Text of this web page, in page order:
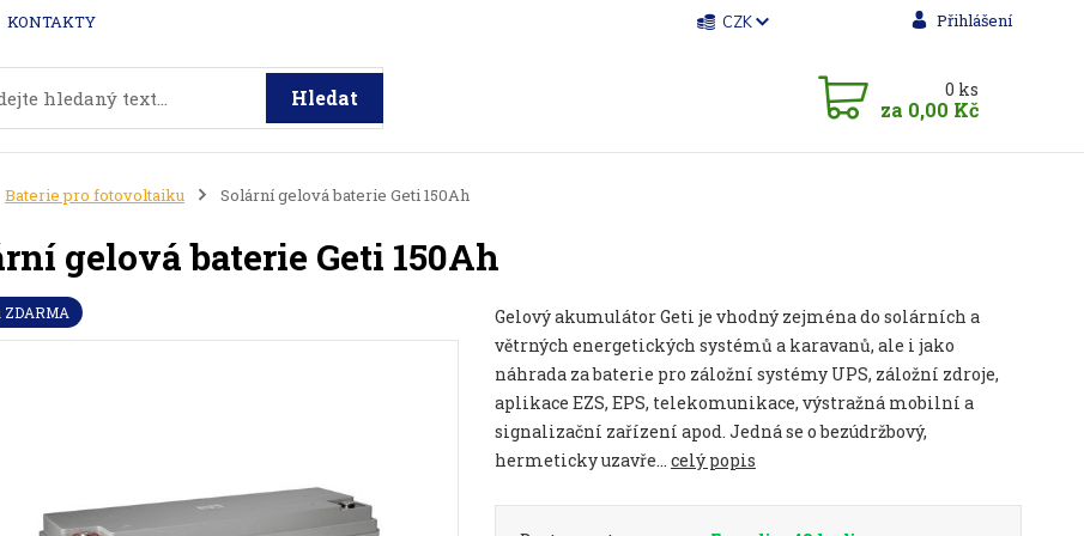
KONTAKTY CZK Přihlášení
Hledat 0 ks
za 0,00 Kč
Baterie pro fotovoltaiku Solární gelová baterie Geti 150Ah
gelová baterie Geti 150Ah
ZDARMA
Gelový akumulátor Geti je vhodný zejména do solárních a
větrných energetických systémů a karavanů, ale i jako
náhrada za baterie pro záložní systémy UPS, záložní zdroje,
aplikace EZS, EPS, telekomunikace, výstražná mobilní a
signalizační zařízení apod. Jedná se o bezúdržbový,
hermeticky uzavře... celý popis